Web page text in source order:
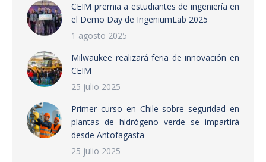
CEIM premia a estudiantes de ingeniería en
el Demo Day de IngeniumLab 2025
1 agosto 2025
Milwaukee realizará feria de innovación en
CEIM
25 julio 2025
Primer curso en Chile sobre seguridad en
plantas de hidrógeno verde se impartirá
desde Antofagasta
25 julio 2025